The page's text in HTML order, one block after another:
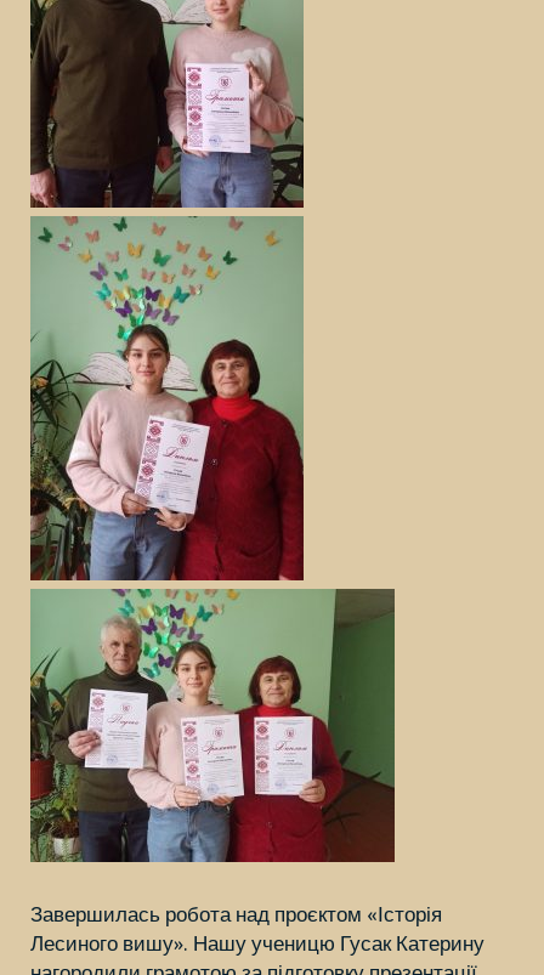
Завершилась робота над проєктом «Історія
Лесиного вишу». Нашу ученицю Гусак Катерину